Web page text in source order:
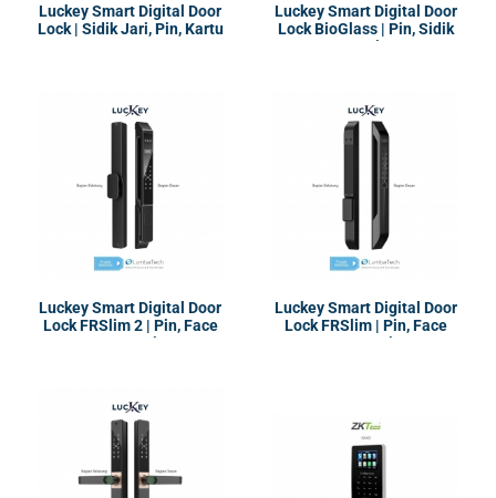
Luckey Smart Digital Door
Lock | Sidik Jari, Pin, Kartu
Luckey Smart Digital Door
Lock BioGlass | Pin, Sidik
Jari
Luckey Smart Digital Door
Lock FRSlim 2 | Pin, Face
Recognation
Luckey Smart Digital Door
Lock FRSlim | Pin, Face
Recognation